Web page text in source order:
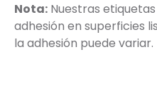
Nota: Nuestras
adhesión en superficies
la adhesión puede variar.